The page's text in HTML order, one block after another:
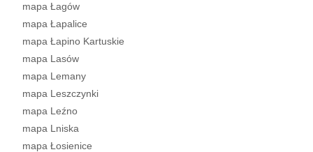
mapa Łagów
mapa Łapalice
mapa Łapino Kartuskie
mapa Lasów
mapa Lemany
mapa Leszczynki
mapa Leźno
mapa Lniska
mapa Łosienice